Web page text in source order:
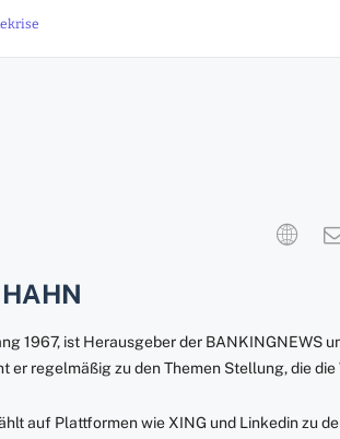
1967, ist Herausgeber der BANKINGNEWS
er regelmäßig zu den Themen Stellung, die
auf Plattformen wie XING und Linkedin zu